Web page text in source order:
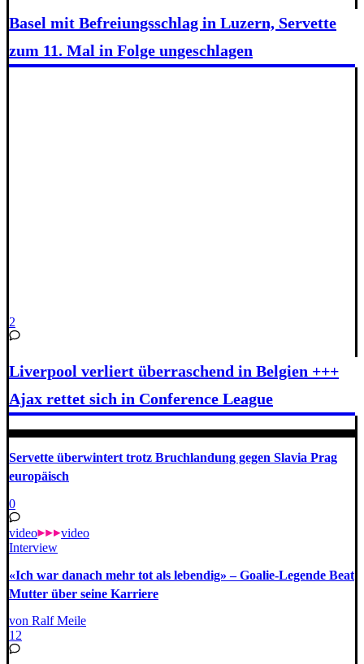
Basel mit Befreiungsschlag in Luzern, Servette
zum 11. Mal in Folge ungeschlagen
2
Liverpool verliert überraschend in Belgien +++
Ajax rettet sich in Conference League
Servette überwintert trotz Bruchlandung gegen Slavia Prag
europäisch
0
video
video
Interview
«Ich war danach mehr tot als lebendig» – Goalie-Legende Beat
Mutter über seine Karriere
von Ralf Meile
12